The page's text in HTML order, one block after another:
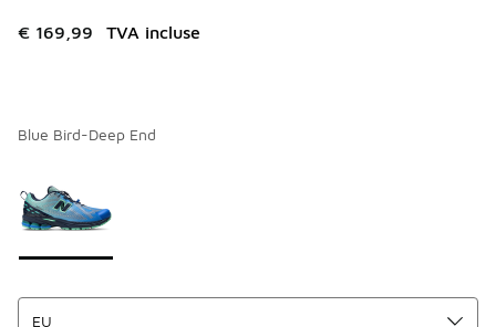
€ 169,99 TVA incluse
Blue Bird-Deep End